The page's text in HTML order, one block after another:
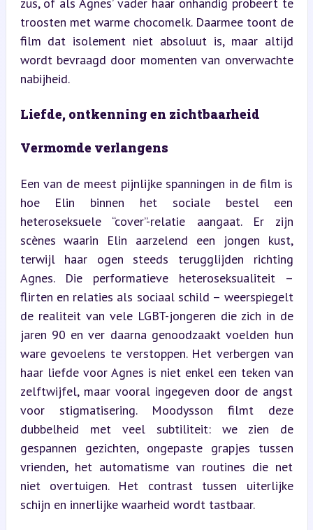
troosten met warme chocomelk. Daarmee toont de
film dat isolement niet absoluut is, maar altijd
wordt bevraagd door momenten van onverwachte
nabijheid.
Liefde, ontkenning en zichtbaarheid
Vermomde verlangens
Een van de meest pijnlijke spanningen in de film is
hoe Elin binnen het sociale bestel een
heteroseksuele “cover”-relatie aangaat. Er zijn
scènes waarin Elin aarzelend een jongen kust,
terwijl haar ogen steeds terugglijden richting
Agnes. Die performatieve heteroseksualiteit –
flirten en relaties als sociaal schild – weerspiegelt
de realiteit van vele LGBT-jongeren die zich in de
jaren 90 en ver daarna genoodzaakt voelden hun
ware gevoelens te verstoppen. Het verbergen van
haar liefde voor Agnes is niet enkel een teken van
zelftwijfel, maar vooral ingegeven door de angst
voor stigmatisering. Moodysson filmt deze
dubbelheid met veel subtiliteit: we zien de
gespannen gezichten, ongepaste grapjes tussen
vrienden, het automatisme van routines die net
niet overtuigen. Het contrast tussen uiterlijke
schijn en innerlijke waarheid wordt tastbaar.